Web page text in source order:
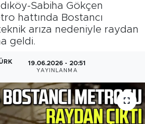
Sabiha Gökçen
hattında Bostancı
arıza nedeniyle raydan
geldi.
19.06.2026 - 20:51
YAYINLANMA